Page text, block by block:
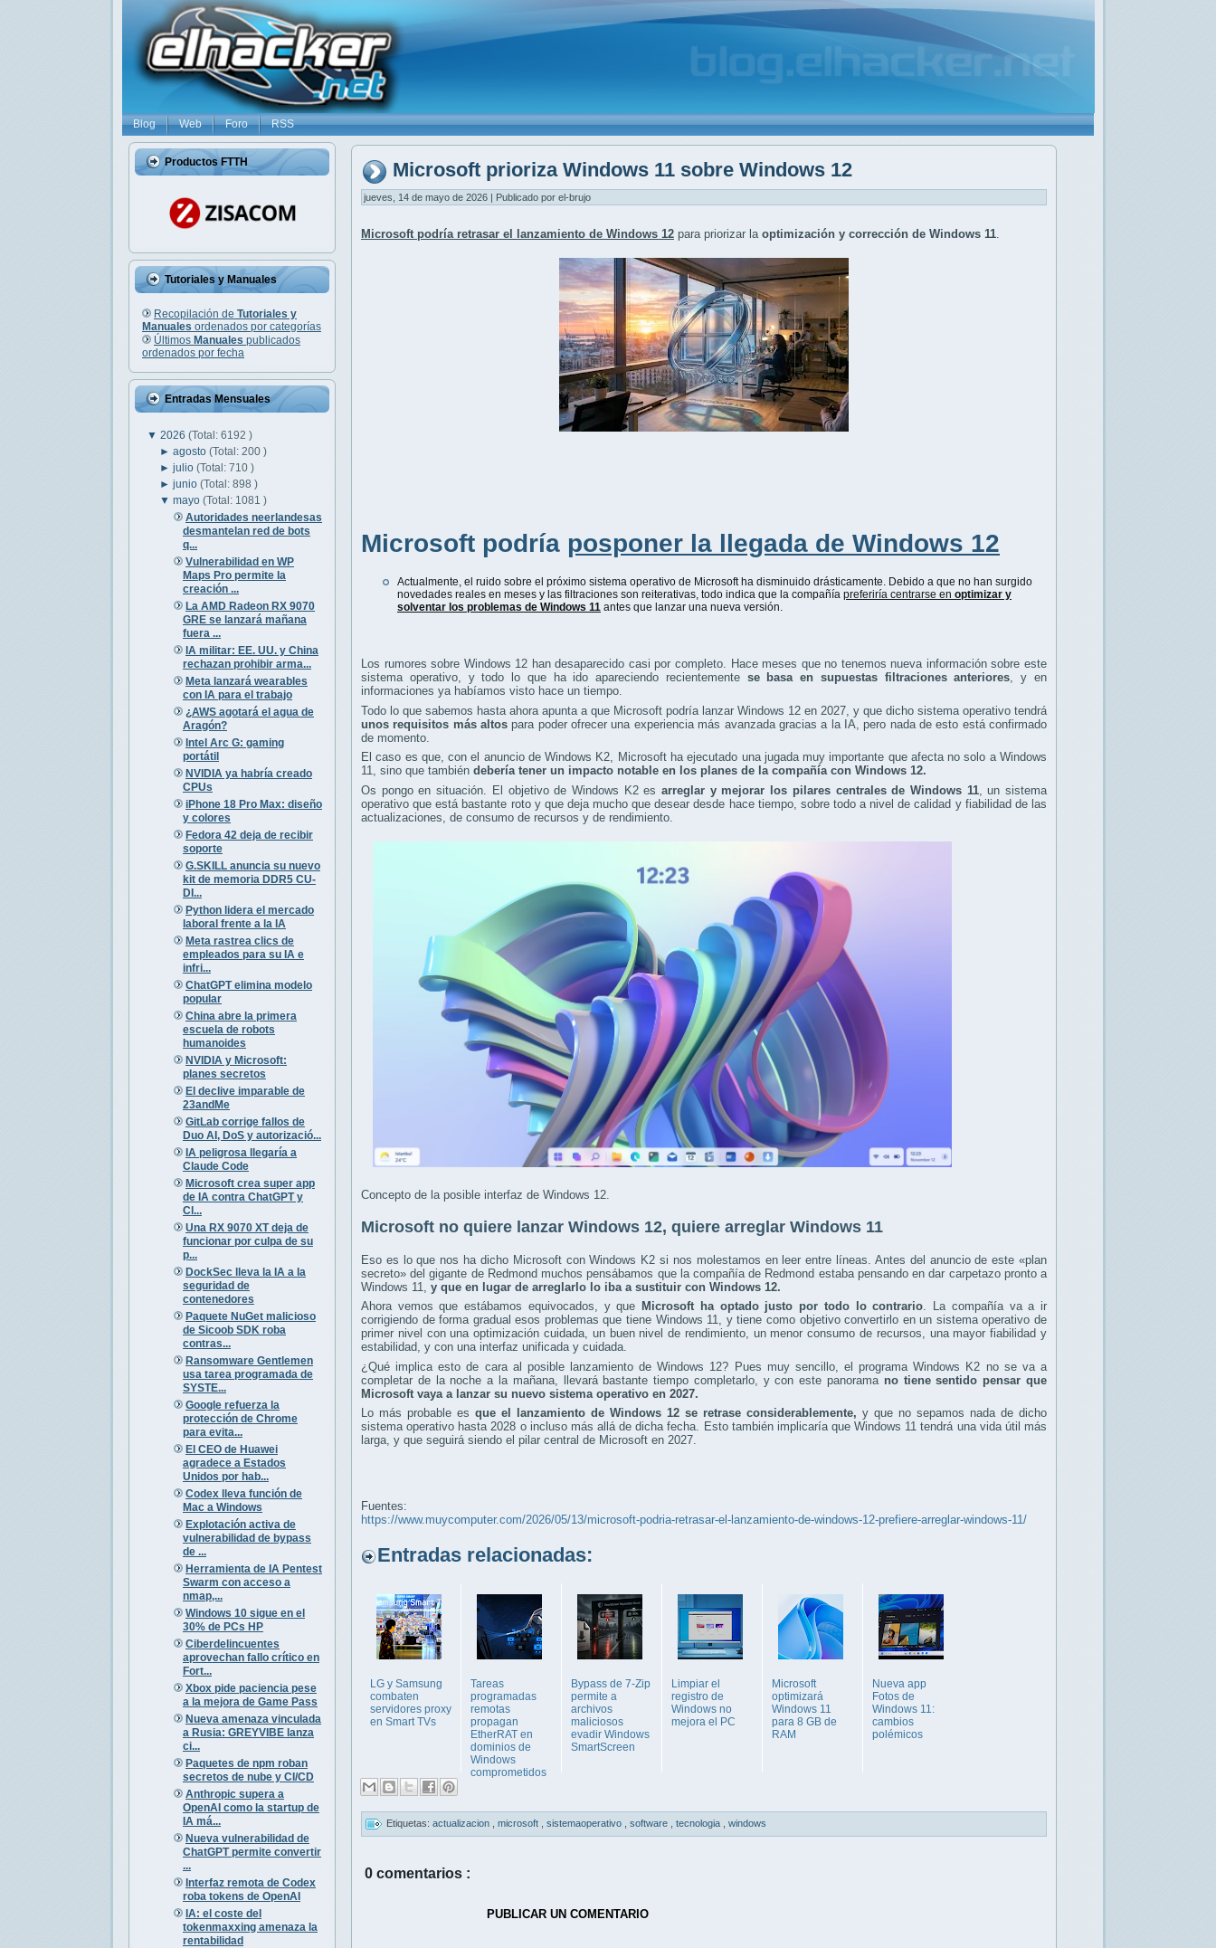
Blog Web Foro RSS
Productos FTTH
Tutoriales y Manuales
Recopilación de Tutoriales y
Manuales ordenados por categorías
Últimos Manuales publicados
ordenados por fecha
Entradas Mensuales
▼ 2026 (Total: 6192 )
►agosto(Total: 200 )
►julio(Total: 710 )
►junio(Total: 898 )
▼mayo(Total: 1081 )
Autoridades neerlandesas
desmantelan red de bots
q...
Vulnerabilidad en WP
Maps Pro permite la
creación ...
La AMD Radeon RX 9070
GRE se lanzará mañana
fuera ...
IA militar: EE. UU. y China
rechazan prohibir arma...
Meta lanzará wearables
con IA para el trabajo
¿AWS agotará el agua de
Aragón?
Intel Arc G: gaming
portátil
NVIDIA ya habría creado
CPUs
iPhone 18 Pro Max: diseño
y colores
Fedora 42 deja de recibir
soporte
G.SKILL anuncia su nuevo
kit de memoria DDR5 CU-
DI...
Python lidera el mercado
laboral frente a la IA
Meta rastrea clics de
empleados para su IA e
infri...
ChatGPT elimina modelo
popular
China abre la primera
escuela de robots
humanoides
NVIDIA y Microsoft:
planes secretos
El declive imparable de
23andMe
GitLab corrige fallos de
Duo AI, DoS y autorizació...
IA peligrosa llegaría a
Claude Code
Microsoft crea super app
de IA contra ChatGPT y
Cl...
Una RX 9070 XT deja de
funcionar por culpa de su
p...
DockSec lleva la IA a la
seguridad de
contenedores
Paquete NuGet malicioso
de Sicoob SDK roba
contras...
Ransomware Gentlemen
usa tarea programada de
SYSTE...
Google refuerza la
protección de Chrome
para evita...
El CEO de Huawei
agradece a Estados
Unidos por hab...
Codex lleva función de
Mac a Windows
Explotación activa de
vulnerabilidad de bypass
de ...
Herramienta de IA Pentest
Swarm con acceso a
nmap,...
Windows 10 sigue en el
30% de PCs HP
Ciberdelincuentes
aprovechan fallo crítico en
Fort...
Xbox pide paciencia pese
a la mejora de Game Pass
Nueva amenaza vinculada
a Rusia: GREYVIBE lanza
ci...
Paquetes de npm roban
secretos de nube y CI/CD
Anthropic supera a
OpenAI como la startup de
IA má...
Nueva vulnerabilidad de
ChatGPT permite convertir
...
Interfaz remota de Codex
roba tokens de OpenAI
IA: el coste del
tokenmaxxing amenaza la
rentabilidad
Microsoft prioriza Windows 11 sobre Windows 12
jueves, 14 de mayo de 2026 | Publicado por el-brujo
Microsoft podría retrasar el lanzamiento de Windows 12 para priorizar la optimización y corrección de Windows 11
Microsoft podría posponer la llegada de Windows 12
Actualmente, el ruido sobre el próximo sistema operativo de Microsoft ha disminuido drásticamente. Debido a que no han surgido
novedades reales en meses y las filtraciones son reiterativas, todo indica que la compañía preferiría centrarse en optimizar y
solventar los problemas de Windows 11 antes que lanzar una nueva versión.
Los rumores sobre Windows 12 han desaparecido casi por completo. Hace meses que no tenemos nueva información sobre este
sistema operativo, y todo lo que ha ido apareciendo recientemente se basa en supuestas filtraciones anteriores, y en
informaciones ya habíamos visto hace un tiempo.
Todo lo que sabemos hasta ahora apunta a que Microsoft podría lanzar Windows 12 en 2027, y que dicho sistema operativo tendrá
unos requisitos más altos para poder ofrecer una experiencia más avanzada gracias a la IA, pero nada de esto está confirmado
de momento.
El caso es que, con el anuncio de Windows K2, Microsoft ha ejecutado una jugada muy importante que afecta no solo a Windows
11, sino que también debería tener un impacto notable en los planes de la compañía con Windows 12.
Os pongo en situación. El objetivo de Windows K2 es arreglar y mejorar los pilares centrales de Windows 11, un sistema
operativo que está bastante roto y que deja mucho que desear desde hace tiempo, sobre todo a nivel de calidad y fiabilidad de las
actualizaciones, de consumo de recursos y de rendimiento.
Concepto de la posible interfaz de Windows 12.
Microsoft no quiere lanzar Windows 12, quiere arreglar Windows 11
Eso es lo que nos ha dicho Microsoft con Windows K2 si nos molestamos en leer entre líneas. Antes del anuncio de este «plan
secreto» del gigante de Redmond muchos pensábamos que la compañía de Redmond estaba pensando en dar carpetazo pronto a
Windows 11, y que en lugar de arreglarlo lo iba a sustituir con Windows 12.
Ahora vemos que estábamos equivocados, y que Microsoft ha optado justo por todo lo contrario. La compañía va a ir
corrigiendo de forma gradual esos problemas que tiene Windows 11, y tiene como objetivo convertirlo en un sistema operativo de
primer nivel con una optimización cuidada, un buen nivel de rendimiento, un menor consumo de recursos, una mayor fiabilidad y
estabilidad, y con una interfaz unificada y cuidada.
¿Qué implica esto de cara al posible lanzamiento de Windows 12? Pues muy sencillo, el programa Windows K2 no se va a
completar de la noche a la mañana, llevará bastante tiempo completarlo, y con este panorama no tiene sentido pensar que
Microsoft vaya a lanzar su nuevo sistema operativo en 2027.
Lo más probable es que el lanzamiento de Windows 12 se retrase considerablemente, y que no sepamos nada de dicho
sistema operativo hasta 2028 o incluso más allá de dicha fecha. Esto también implicaría que Windows 11 tendrá una vida útil más
larga, y que seguirá siendo el pilar central de Microsoft en 2027.
Fuentes:
https://www.muycomputer.com/2026/05/13/microsoft-podria-retrasar-el-lanzamiento-de-windows-12-prefiere-arreglar-windows-11/
Entradas relacionadas:
LG y Samsung
combaten
servidores proxy
en Smart TVs
Tareas
programadas
remotas
propagan
EtherRAT en
dominios de
Windows
comprometidos
Bypass de 7-Zip
permite a
archivos
maliciosos
evadir Windows
SmartScreen
Limpiar el
registro de
Windows no
mejora el PC
Microsoft
optimizará
Windows 11
para 8 GB de
RAM
Nueva app
Fotos de
Windows 11:
cambios
polémicos
Etiquetas: actualizacion microsoft sistemaoperativo software tecnologia windows
0 comentarios :
PUBLICAR UN COMENTARIO